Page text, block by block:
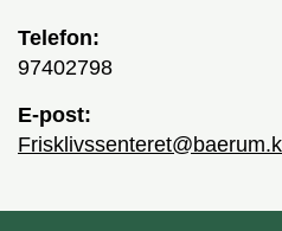
Telefon:
97402798
E-post: